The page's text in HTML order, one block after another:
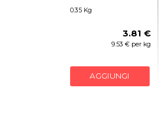
0.35 Kg
3.81 €
9.53 € per kg
AGGIUNGI